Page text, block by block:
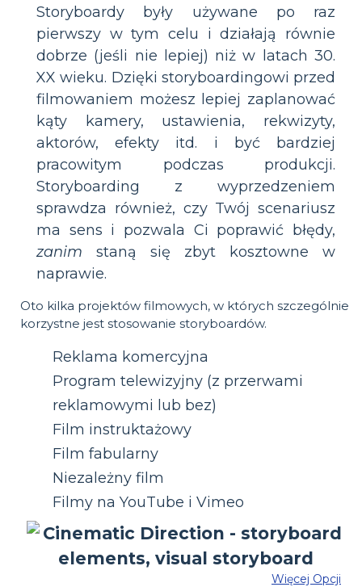
Storyboardy były używane po raz
pierwszy w tym celu i działają równie
dobrze (jeśli nie lepiej) niż w latach 30.
XX wieku. Dzięki storyboardingowi przed
filmowaniem możesz lepiej zaplanować
kąty kamery, ustawienia, rekwizyty,
aktorów, efekty itd. i być bardziej
pracowitym podczas produkcji.
Storyboarding z wyprzedzeniem
sprawdza również, czy Twój scenariusz
ma sens i pozwala Ci poprawić błędy,
zanim staną się zbyt kosztowne w
naprawie.
Oto kilka projektów filmowych, w których szczególnie
korzystne jest stosowanie storyboardów.
Reklama komercyjna
Program telewizyjny (z przerwami
reklamowymi lub bez)
Film instruktażowy
Film fabularny
Niezależny film
Filmy na YouTube i Vimeo
Więcej Opcji